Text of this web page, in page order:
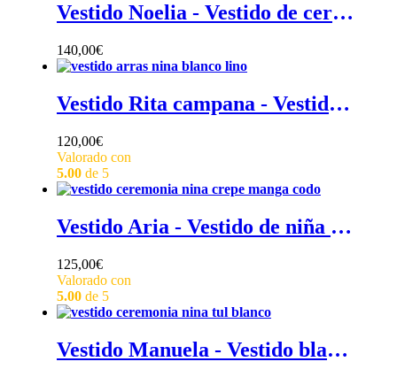
Vestido Noelia - Vestido de ceremonia niña romántico en tul plumeti con volantes de encaje
140,00€
Vestido Rita campana - Vestido de lino blanco para niña de ceremonia con volante en manga francesa
120,00€
Valorado con
5.00 de 5
Vestido Aria - Vestido de niña de ceremonia de crepe con manga a codo
125,00€
Valorado con
5.00 de 5
Vestido Manuela - Vestido blanco de niña de ceremonia en tul, sin mangas, espalda en pico